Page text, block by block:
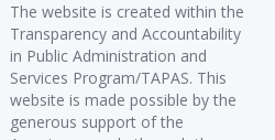
The website is created within the
Transparency and Accountability
in Public Administration and
Services Program/TAPAS. This
website is made possible by the
generous support of the